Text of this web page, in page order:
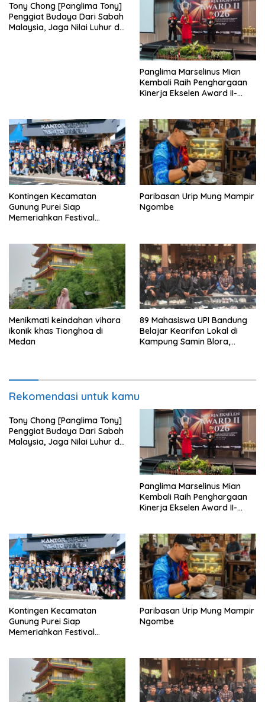
Tony Chong [Panglima Tony]
Penggiat Budaya Dari Sabah
Malaysia, Jaga Nilai Luhur di
Panglima Marselinus Mian
Kembali Raih Penghargaan
Kinerja Ekselen Award II-
Kontingen Kecamatan
Gunung Purei Siap
Memeriahkan Festival
Paribasan Urip Mung Mampir
Ngombe
Menikmati keindahan vihara
ikonik khas Tionghoa di
Medan
89 Mahasiswa UPI Bandung
Belajar Kearifan Lokal di
Kampung Samin Blora,
Rekomendasi untuk kamu
Tony Chong [Panglima Tony]
Penggiat Budaya Dari Sabah
Malaysia, Jaga Nilai Luhur di
Panglima Marselinus Mian
Kembali Raih Penghargaan
Kinerja Ekselen Award II-
Kontingen Kecamatan
Gunung Purei Siap
Memeriahkan Festival
Paribasan Urip Mung Mampir
Ngombe